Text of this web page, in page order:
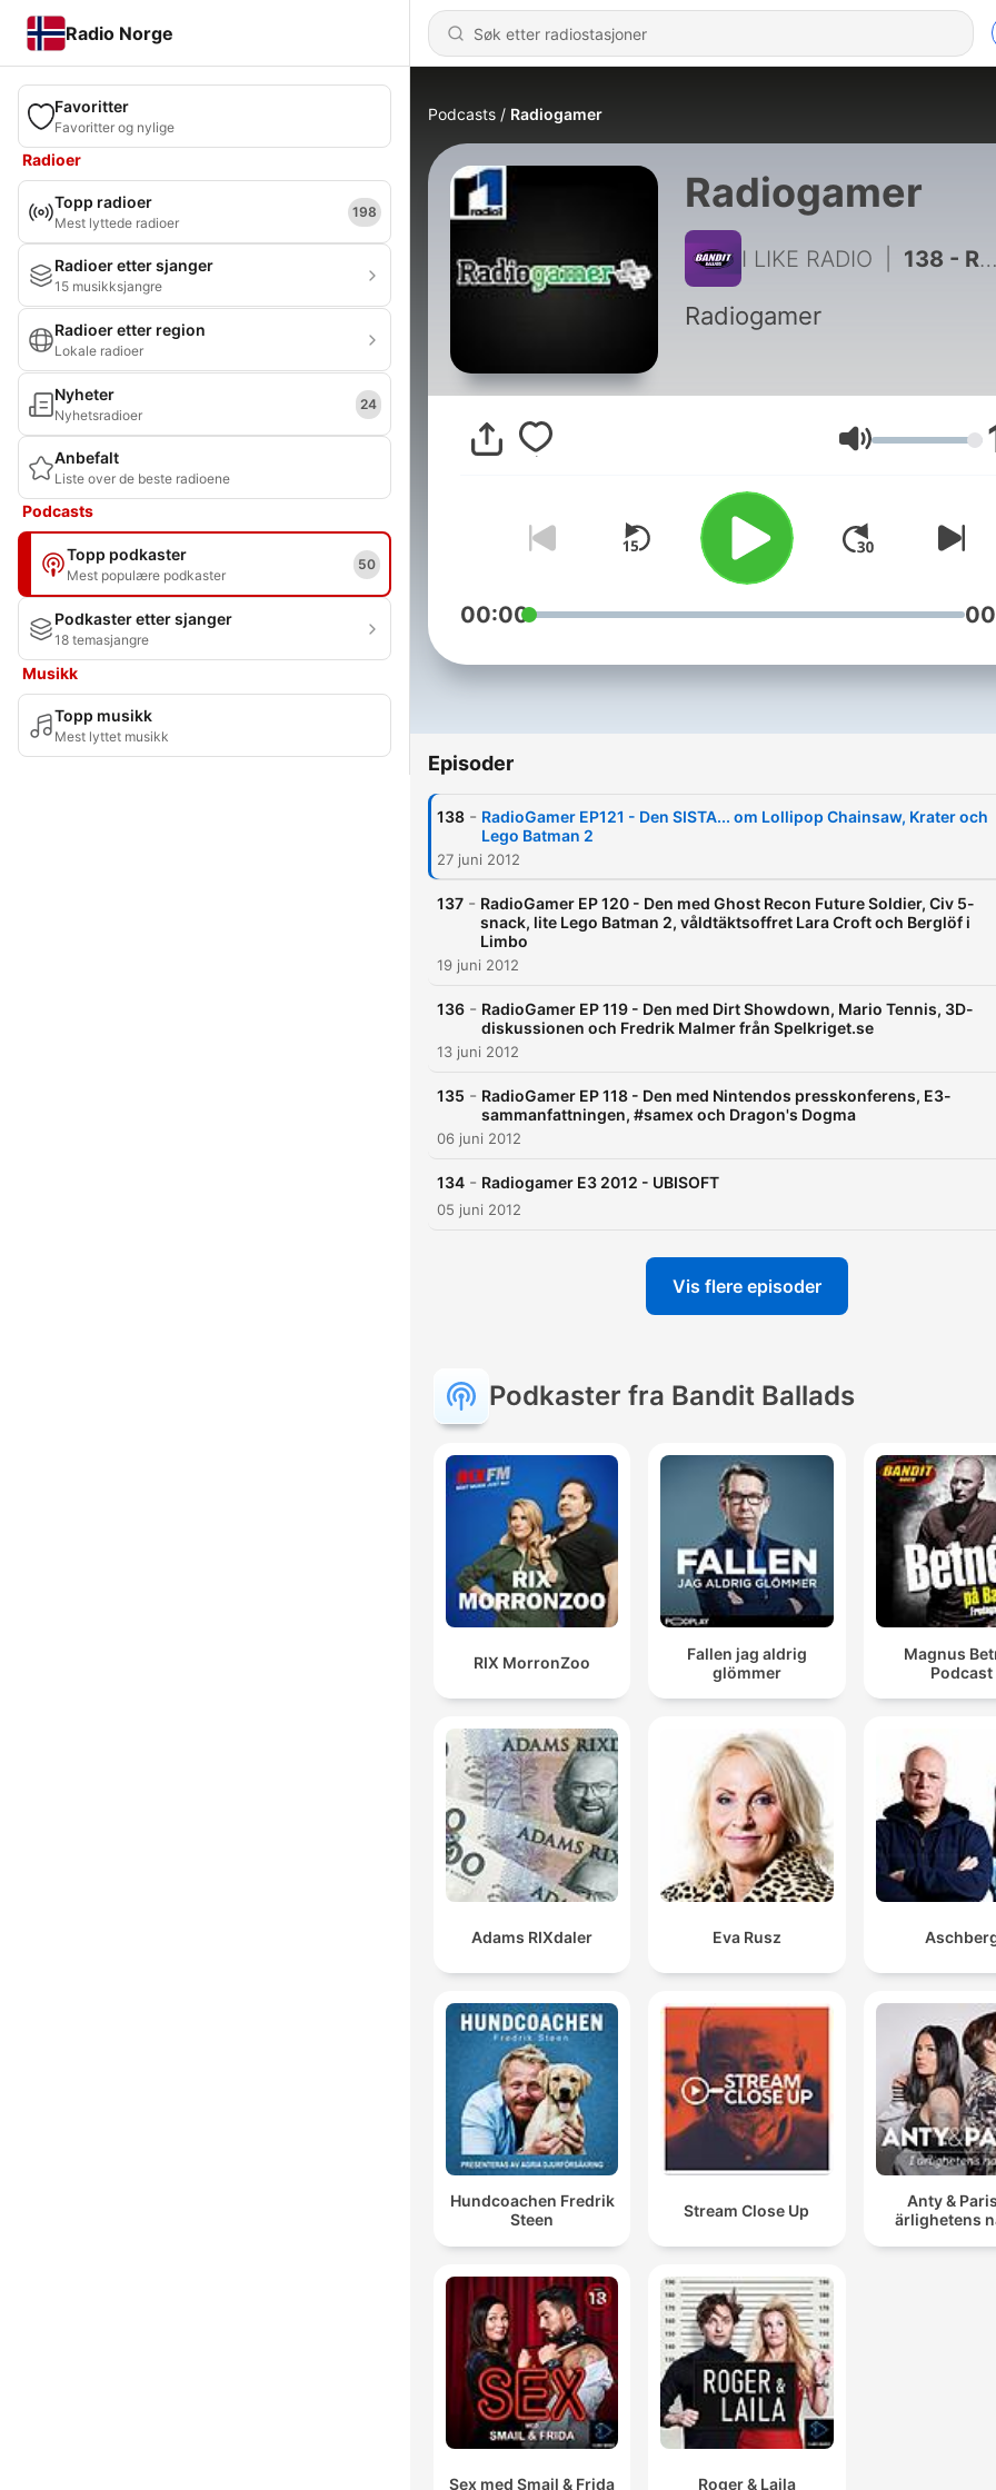
Radio Norge
Favoritter
Favoritter og nylige
Radioer
Topp radioer
Mest lyttede radioer
198
Radioer etter sjanger
15 musikksjangre
Radioer etter region
Lokale radioer
Nyheter
Nyhetsradioer
24
Anbefalt
Liste over de beste radioene
Podcasts
Topp podkaster
Mest populære podkaster
50
Podkaster etter sjanger
18 temasjangre
Musikk
Topp musikk
Mest lyttet musikk
Podcasts Radiogamer
Radiogamer
I LIKE RADIO 138 - RadioGamer EP121 - Den SISTA... om Lollipop Chainsaw, Krater och Lego Batman 2
Radiogamer
Volum
00:00
Episoder
138 - RadioGamer EP121 - Den SISTA... om Lollipop Chainsaw, Krater och
Lego Batman 2
27 juni 2012
137 - RadioGamer EP 120 - Den med Ghost Recon Future Soldier, Civ 5-
snack, lite Lego Batman 2, våldtäktsoffret Lara Croft och Berglöf i
Limbo
19 juni 2012
136 - RadioGamer EP 119 - Den med Dirt Showdown, Mario Tennis, 3D-
diskussionen och Fredrik Malmer från Spelkriget.se
13 juni 2012
135 - RadioGamer EP 118 - Den med Nintendos presskonferens, E3-
sammanfattningen, #samex och Dragon's Dogma
06 juni 2012
134 - Radiogamer E3 2012 - UBISOFT
05 juni 2012
Vis flere episoder
Podkaster fra Bandit Ballads
RIX MorronZoo
Fallen jag aldrig
glömmer
Magnus
Podcast
Adams RIXdaler Eva Rusz
Hundcoachen Fredrik
Steen
Stream Close Up
Anty &
ärlighetens
Sex med Smail & Frida Roger & Laila